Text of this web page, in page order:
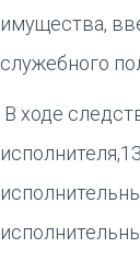
имущества,
служебного
В ходе